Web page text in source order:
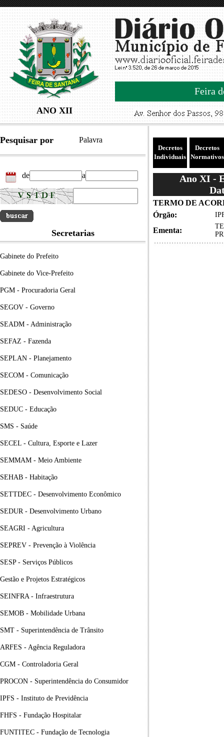
ANO XII
Feira
Pesquisar por Palavra
de a
Secretarias
Gabinete do Prefeito
Gabinete do Vice-Prefeito
PGM - Procuradoria Geral
SEGOV - Governo
SEADM - Administração
SEFAZ - Fazenda
SEPLAN - Planejamento
SECOM - Comunicação
SEDESO - Desenvolvimento Social
SEDUC - Educação
SMS - Saúde
SECEL - Cultura, Esporte e Lazer
SEMMAM - Meio Ambiente
SEHAB - Habitação
SETTDEC - Desenvolvimento Econômico
SEDUR - Desenvolvimento Urbano
SEAGRI - Agricultura
SEPREV - Prevenção à Violência
SESP - Serviços Públicos
Gestão e Projetos Estratégicos
SEINFRA - Infraestrutura
SEMOB - Mobilidade Urbana
SMT - Superintendência de Trânsito
ARFES - Agência Reguladora
CGM - Controladoria Geral
PROCON - Superintendência do Consumidor
IPFS - Instituto de Previdência
FHFS - Fundação Hospitalar
FUNTITEC - Fundação de Tecnologia
Decretos
Individuais
Decretos
Normativos
Ano XI -
TERMO DE
Órgão:
Ementa: